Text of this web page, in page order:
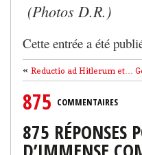
(Photos D.R.)
Cette entrée a été
« Reductio ad Hitlerum et…
875 COMMENTAIRES
875 RÉPONSES